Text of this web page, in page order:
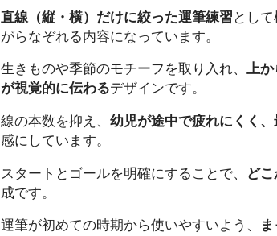
直線（縦・横）だけに絞った運筆練習 とし
がらなぞれる内容になっています。
生きものや季節のモチーフを取り入れ、 上か
が視覚的に伝わるデザインです。
線の本数を抑え、 幼児が途中で疲れにくく
感にしています。
スタートとゴールを明確にすることで、 ど
成です。
運筆が初めての時期から使いやすいよう、